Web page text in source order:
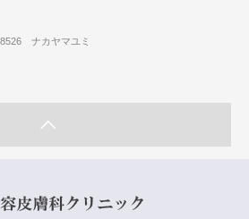
ナカヤマユミ